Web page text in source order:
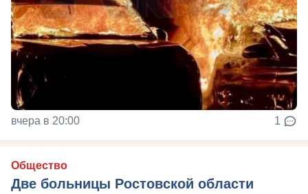
вчера в 20:00 1
Общество
Две больницы Ростовской области